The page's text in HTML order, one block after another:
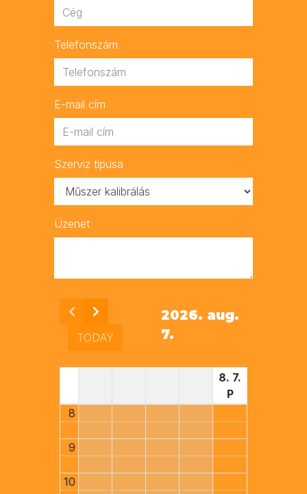
Telefonszám
E-mail cím
Szerviz típusa
Üzenet
TODAY
2026. aug.
7.
8. 7.
P
8
9
10